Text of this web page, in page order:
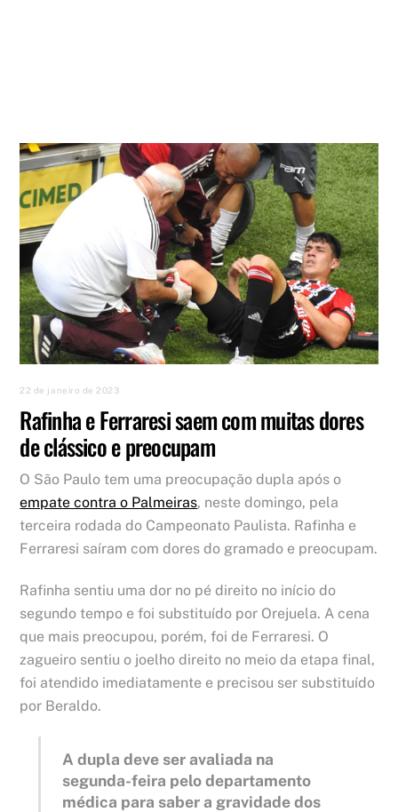
22 de janeiro de 2023
Rafinha e Ferraresi saem com muitas dores
de clássico e preocupam
O São Paulo tem uma preocupação dupla após o
empate contra o Palmeiras, neste domingo, pela
terceira rodada do Campeonato Paulista. Rafinha e
Ferraresi saíram com dores do gramado e preocupam.
Rafinha sentiu uma dor no pé direito no início do
segundo tempo e foi substituído por Orejuela. A cena
que mais preocupou, porém, foi de Ferraresi. O
zagueiro sentiu o joelho direito no meio da etapa final,
foi atendido imediatamente e precisou ser substituído
por Beraldo.
A dupla deve ser avaliada na
segunda-feira pelo departamento
médica para saber a gravidade dos